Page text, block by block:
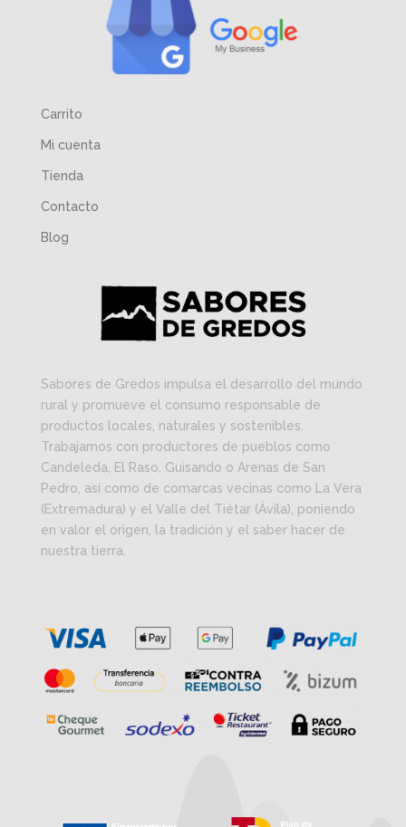
Carrito
Mi cuenta
Tienda
Contacto
Blog
Sabores de Gredos impulsa el desarrollo del mundo
rural y promueve el consumo responsable de
productos locales, naturales y sostenibles.
Trabajamos con productores de pueblos como
Candeleda, El Raso, Guisando o Arenas de San
Pedro, así como de comarcas vecinas como La Vera
(Extremadura) y el Valle del Tiétar (Ávila), poniendo
en valor el origen, la tradición y el saber hacer de
nuestra tierra.